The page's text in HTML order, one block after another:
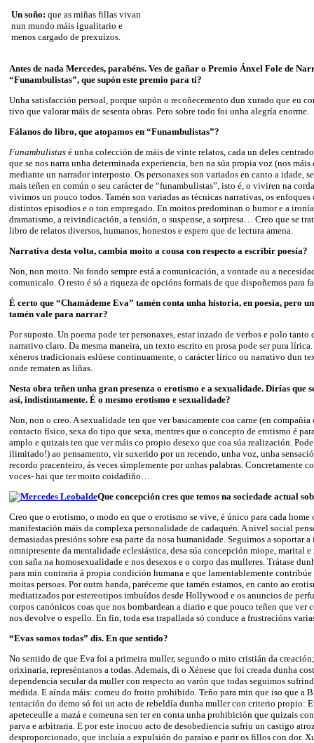
Un soño: que as miñas fillas vivan
nun mundo máis igualitario e
menos cargado de prexuízos.
Antes de nada Mercedes, parabéns. Ves de gañar o Premio Ánxel Fole de
“Funambulistas”, que supón este premio para ti?
Unha satisfacción persoal, porque supón o recoñecemento dun xurado que eu
tivo que valorar máis de sesenta obras. Pero sobre todo foi unha alegría enorme.
Fálanos do libro, que atopamos en “Funambulistas”?
Funambulistas é unha colección de máis de vinte relatos, cada un deles
que se nos narra unha determinada experiencia, ben na súa propia voz (nos máis
mediante un narrador interposto. Os personaxes son variados en canto a idade,
mais teñen en común o seu carácter de “funambulistas”, isto é, o viviren na
vivimos un pouco todos. Tamén son variadas as técnicas narrativas, os enfoques
distintos episodios e o ton empregado. En moitos predominan o humor e a
dramatismo, a reivindicación, a tensión, o suspense, a sorpresa… Creo que se
libro de relatos diversos, humanos, honestos e espero que de lectura amena.
Narrativa desta volta, cambia moito a cousa con respecto a escribir poesía?
Non, non moito. No fondo sempre está a comunicación, a vontade ou a
comunicalo. O resto é só a riqueza de opcións formais de que dispoñemos para
É certo que “Chamádeme Eva” tamén conta unha historia, en poesía, pero
tamén vale para narrar?
Por suposto. Un poema pode ter personaxes, estar inzado de verbos e polo tanto
narrativo claro. Da mesma maneira, un texto escrito en prosa pode ser pura
xéneros tradicionais eslúese continuamente, o carácter lírico ou narrativo dun
onde rematen as liñas.
Nesta obra teñen unha gran presenza o erotismo e a sexualidade. Dirías que
así, indistintamente. É o mesmo erotismo e sexualidade?
Non, non o creo. A sexualidade ten que ver basicamente coa carne (en compañía
contacto físico, sexa do tipo que sexa, mentres que o concepto de erotismo é
amplo e quizais ten que ver máis co propio desexo que coa súa realización.
ilimitado!) ao pensamento, vir suxerido por un recendo, unha voz, unha
recordo pracenteiro, ás veces simplemente por unhas palabras. Concretamente
voces- hai que ter moito coidadiño…
Que concepción cres que temos na sociedade actual
Creo que o erotismo, o modo en que o erotismo se vive, é único para cada home
manifestación máis da complexa personalidade de cadaquén. A nivel social
demasiadas presións sobre esa parte da nosa humanidade. Seguimos a soportar
omnipresente da mentalidade eclesiástica, desa súa concepción miope, marital e
con saña na homosexualidade e nos desexos e o corpo das mulleres. Trátase
para min contraria á propia condición humana e que lamentablemente
moitas persoas. Por outra banda, paréceme que tamén estamos, en canto ao
mediatizados por estereotipos imbuídos desde Hollywood e os anuncios de
corpos canónicos coas que nos bombardean a diario e que pouco teñen que ver
nos devolve o espello. En fin, toda esa trapallada só conduce a frustracións
“Evas somos todas” dis. En que sentido?
No sentido de que Eva foi a primeira muller, segundo o mito cristián da
orixinaria, represéntanos a todas. Ademais, di o Xénese que foi creada dunha
dependencia secular da muller con respecto ao varón que todas seguimos
medida. E aínda máis: comeu do froito prohibido. Teño para min que iso que a
tentación do demo só foi un acto de rebeldía dunha muller con criterio propio:
apeteceulle a mazá e comeuna sen ter en conta unha prohibición que quizais
parva e arbitraria. E por este inocuo acto de desobediencia sufriu un castigo
desproporcionado, que incluía a expulsión do paraíso e parir os fillos con dor.